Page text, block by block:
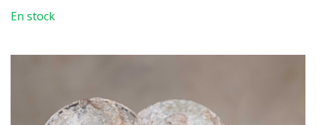
En stock